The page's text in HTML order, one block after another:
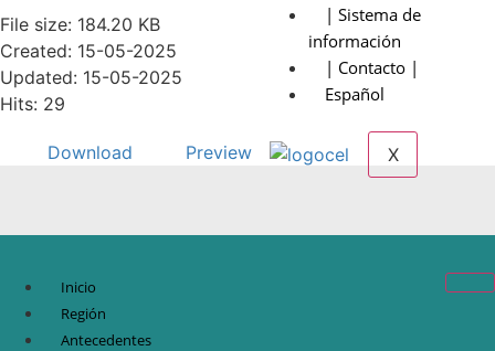
| Sistema de
información
| Contacto |
Español
X
File size: 184.20 KB
Created: 15-05-2025
Updated: 15-05-2025
Hits: 29
Download Preview
Inicio
Región
Antecedentes